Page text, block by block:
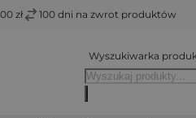
zł 100 dni na zwrot produktów
Wyszukiwarka